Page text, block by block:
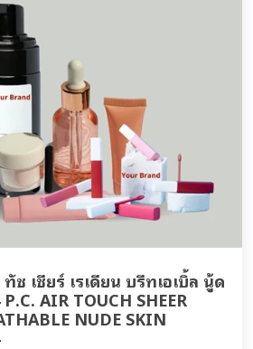
ช เชียร์ เรเดียน บรีทเอเบิ้ล นู้ด
AIR TOUCH SHEER
NUDE SKIN